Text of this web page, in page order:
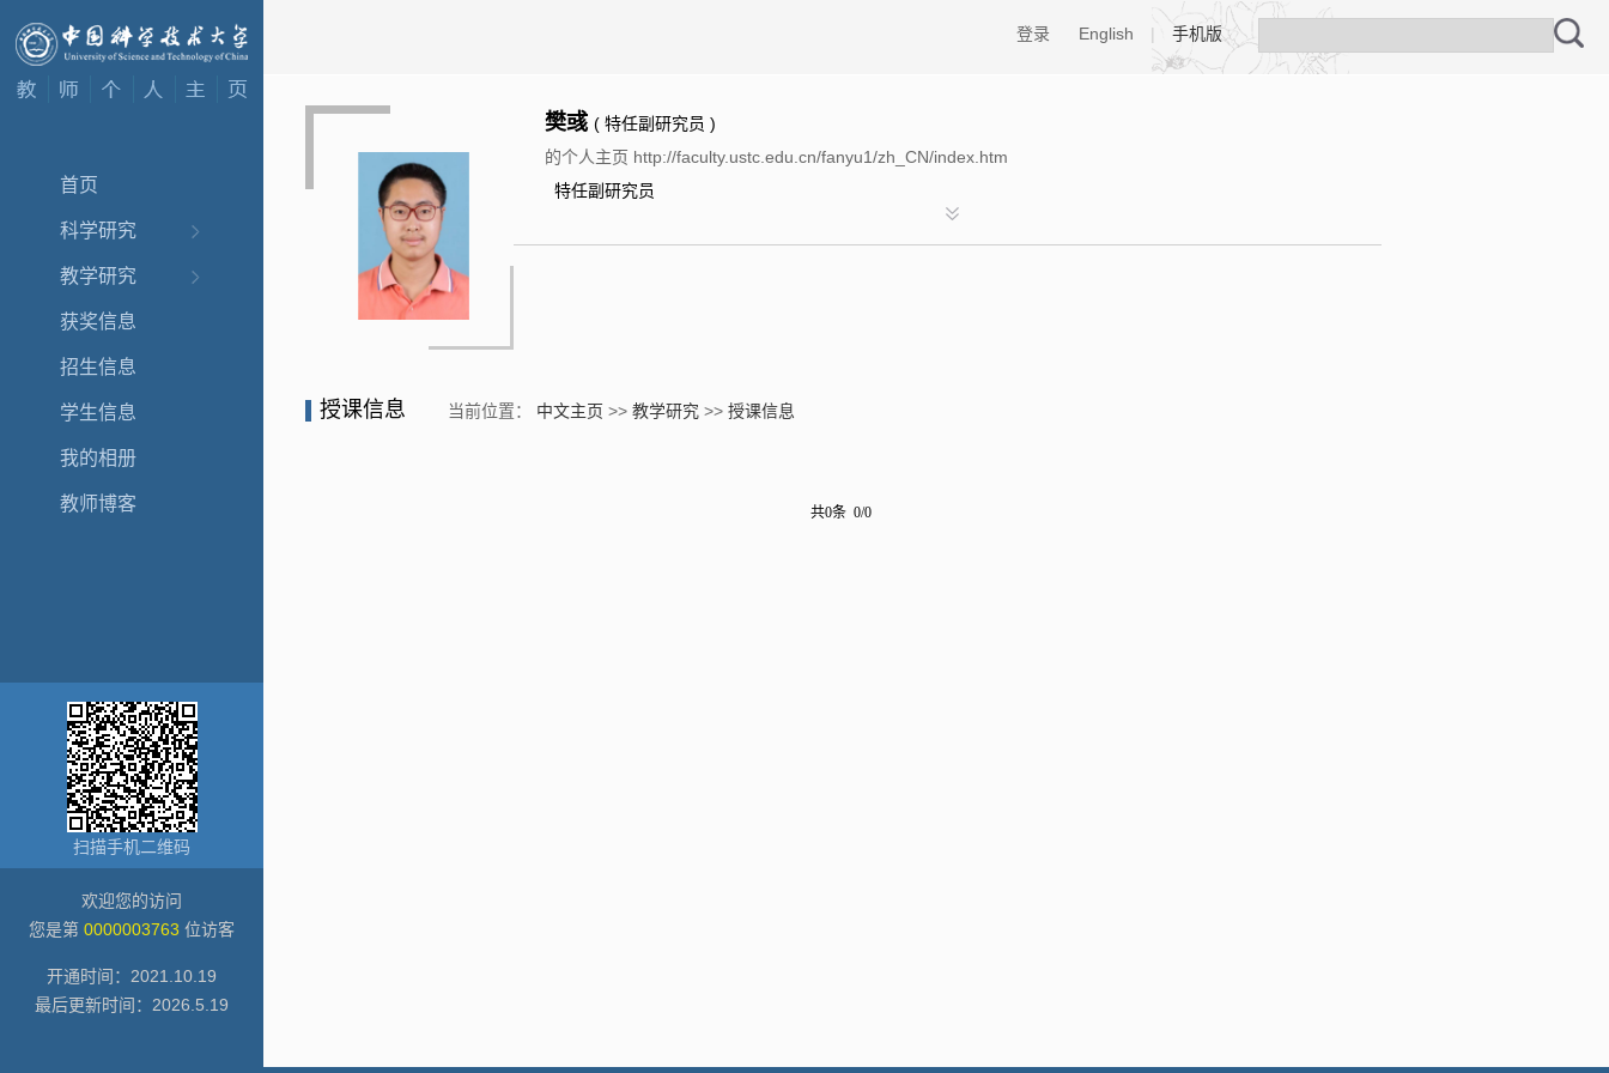
首页
科学研究
教学研究
获奖信息
招生信息
学生信息
我的相册
教师博客
扫描手机二维码
欢迎您的访问
您是第 0000003763 位访客
开通时间： 2021 10 19
最后更新时间： 2026 5 19
登录 English | 手机版
樊彧 ( 特任副研究员 )
的个人主页 http://faculty.ustc.edu.cn/fanyu1/zh_CN/index.htm
特任副研究员
授课信息 当前位置： 中文主页 >> 教学研究 >> 授课信息
共0条 0/0